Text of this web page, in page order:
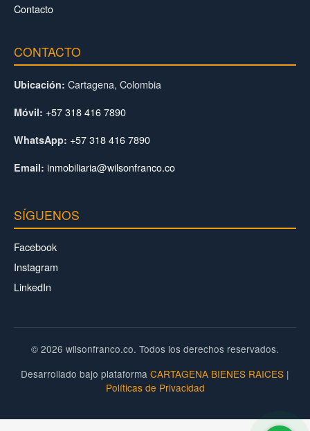
Contacto
CONTACTO
Ubicación: Cartagena, Colombia
Móvil: +57 318 416 7890
WhatsApp: +57 318 416 7890
Email: inmobiliaria@wilsonfranco.co
SÍGUENOS
Facebook
Instagram
LinkedIn
© 2026 wilsonfranco.co. Todos los derechos reservados.
Desarrollado bajo plataforma CARTAGENA BIENES RAICES |
Políticas de Privacidad